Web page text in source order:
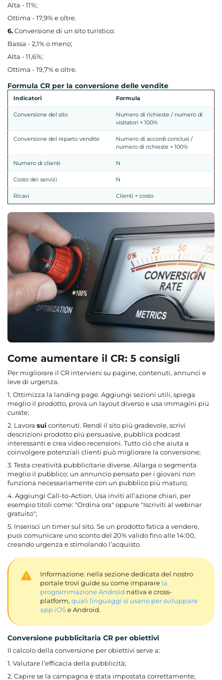
Alta - 11%;
Ottima - 17,9% e oltre.
6.Conversione di un sito turistico:
Bassa - 2,1% o meno;
Alta - 11,6%;
Ottima - 19,7% e oltre.
Formula CR per la conversione delle vendite
Indicatori Formula
Conversione del sito
Numero di richieste / numero di
visitatori × 100%
Conversione del reparto vendite
Numero di accordi conclusi /
numero di richieste × 100%
Numero di clienti N
Costo dei servizi N
Ricavi Clienti × costo
Come aumentare il CR: 5 consigli
Per migliorare il CR intervieni su pagine, contenuti, annunci e
leve di urgenza.
1. Ottimizza la landing page. Aggiungi sezioni utili, spiega
meglio il prodotto, prova un layout diverso e usa immagini più
curate;
2. Lavora suicontenuti. Rendi il sito più gradevole, scrivi
descrizioni prodotto più persuasive, pubblica podcast
interessanti e crea video recensioni. Tutto ciò che aiuta a
coinvolgere potenziali clienti può migliorare la conversione;
3. Testa creatività pubblicitarie diverse. Allarga o segmenta
meglio il pubblico: un annuncio pensato per i giovani non
funziona necessariamente con un pubblico più maturo;
4. Aggiungi Call-to-Action. Usa inviti all’azione chiari, per
esempio titoli come: "Ordina ora" oppure "Iscriviti al webinar
gratuito";
5. Inserisci un timer sul sito. Se un prodotto fatica a vendere,
puoi comunicare uno sconto del 20% valido fino alle 14:00,
creando urgenza e stimolando l’acquisto.
Informazione: nella sezione dedicata del nostro
portale trovi guide su come imparare la
programmazione Android nativa e cross-
platform, quali linguaggi si usano per sviluppare
app iOSe Android.
Conversione pubblicitaria CR per obiettivi
Il calcolo della conversione per obiettivi serve a:
1. Valutare l’efficacia della pubblicità;
2. Capire se la campagna è stata impostata correttamente;